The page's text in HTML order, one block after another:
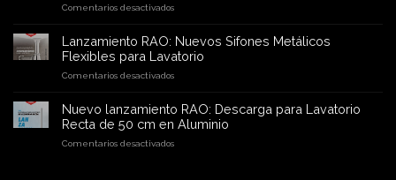
Comentarios desactivadosen
extensible
para
desagüe:
la
solución
flexible
RAO
Lanzamiento RAO: Nuevos Sifones Metálicos
Flexibles para Lavatorio
Comentarios desactivadosen
RAO:
Nuevos
Sifones
Metálicos
Nuevo lanzamiento RAO: Descarga para Lavatorio
Recta de 50 cm en Aluminio
Comentarios desactivadosen